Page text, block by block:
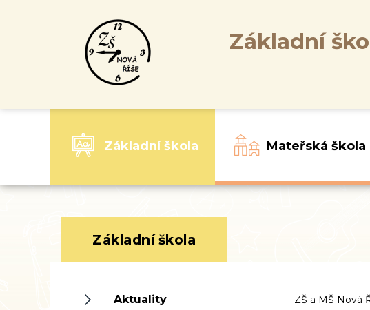
Základní
Základní škola Mateřská škola
ZŠ a MŠ Nová
Základní škola
Aktuality